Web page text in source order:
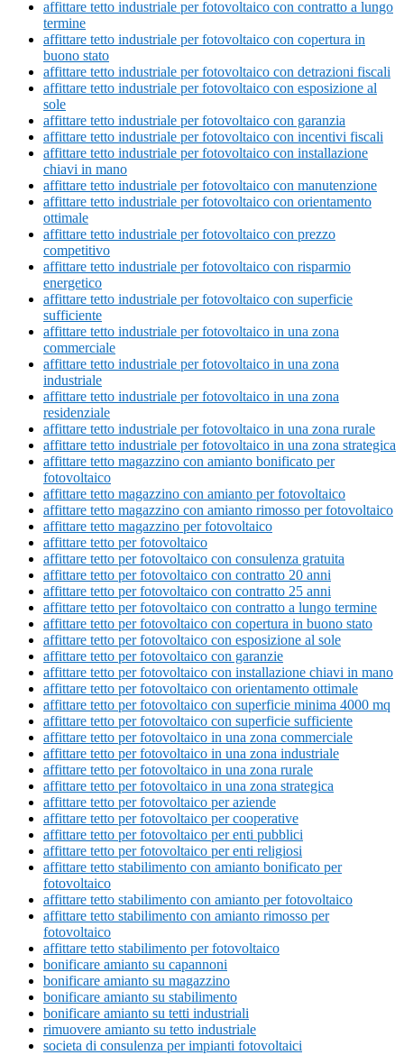
affittare tetto industriale per fotovoltaico con contratto a lungo
termine
affittare tetto industriale per fotovoltaico con copertura in
buono stato
affittare tetto industriale per fotovoltaico con detrazioni fiscali
affittare tetto industriale per fotovoltaico con esposizione al
sole
affittare tetto industriale per fotovoltaico con garanzia
affittare tetto industriale per fotovoltaico con incentivi fiscali
affittare tetto industriale per fotovoltaico con installazione
chiavi in mano
affittare tetto industriale per fotovoltaico con manutenzione
affittare tetto industriale per fotovoltaico con orientamento
ottimale
affittare tetto industriale per fotovoltaico con prezzo
competitivo
affittare tetto industriale per fotovoltaico con risparmio
energetico
affittare tetto industriale per fotovoltaico con superficie
sufficiente
affittare tetto industriale per fotovoltaico in una zona
commerciale
affittare tetto industriale per fotovoltaico in una zona
industriale
affittare tetto industriale per fotovoltaico in una zona
residenziale
affittare tetto industriale per fotovoltaico in una zona rurale
affittare tetto industriale per fotovoltaico in una zona strategica
affittare tetto magazzino con amianto bonificato per
fotovoltaico
affittare tetto magazzino con amianto per fotovoltaico
affittare tetto magazzino con amianto rimosso per fotovoltaico
affittare tetto magazzino per fotovoltaico
affittare tetto per fotovoltaico
affittare tetto per fotovoltaico con consulenza gratuita
affittare tetto per fotovoltaico con contratto 20 anni
affittare tetto per fotovoltaico con contratto 25 anni
affittare tetto per fotovoltaico con contratto a lungo termine
affittare tetto per fotovoltaico con copertura in buono stato
affittare tetto per fotovoltaico con esposizione al sole
affittare tetto per fotovoltaico con garanzie
affittare tetto per fotovoltaico con installazione chiavi in mano
affittare tetto per fotovoltaico con orientamento ottimale
affittare tetto per fotovoltaico con superficie minima 4000 mq
affittare tetto per fotovoltaico con superficie sufficiente
affittare tetto per fotovoltaico in una zona commerciale
affittare tetto per fotovoltaico in una zona industriale
affittare tetto per fotovoltaico in una zona rurale
affittare tetto per fotovoltaico in una zona strategica
affittare tetto per fotovoltaico per aziende
affittare tetto per fotovoltaico per cooperative
affittare tetto per fotovoltaico per enti pubblici
affittare tetto per fotovoltaico per enti religiosi
affittare tetto stabilimento con amianto bonificato per
fotovoltaico
affittare tetto stabilimento con amianto per fotovoltaico
affittare tetto stabilimento con amianto rimosso per
fotovoltaico
affittare tetto stabilimento per fotovoltaico
bonificare amianto su capannoni
bonificare amianto su magazzino
bonificare amianto su stabilimento
bonificare amianto su tetti industriali
rimuovere amianto su tetto industriale
societa di consulenza per impianti fotovoltaici